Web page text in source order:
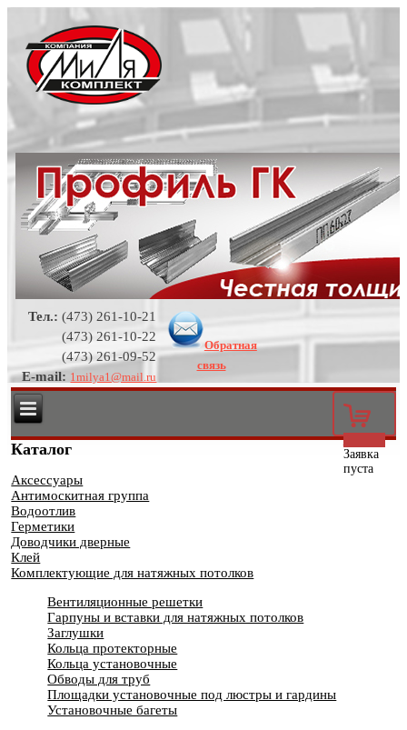
Тел.: (473) 261-10-21
(473) 261-10-22
(473) 261-09-52
E-mail: 1milya1@mail.ru
Обратная
связь
0
Заявка
пуста
Каталог
Аксессуары
Антимоскитная группа
Водоотлив
Герметики
Доводчики дверные
Клей
Комплектующие для натяжных потолков
Вентиляционные решетки
Гарпуны и вставки для натяжных потолков
Заглушки
Кольца протекторные
Кольца установочные
Обводы для труб
Площадки установочные под люстры и гардины
Установочные багеты